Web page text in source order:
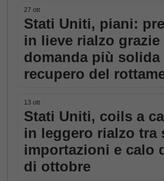
27 ott
Stati Uniti, piani:
in lieve rialzo grazie
domanda più solida
recupero del
13 ott
Stati Uniti, coils a
in leggero rialzo tra
importazioni e calo
di ottobre